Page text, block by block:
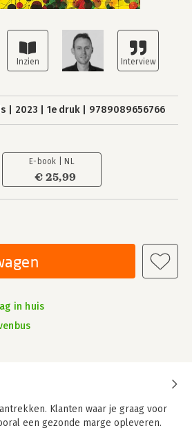
2023 1e druk 9789089656766
E-book | NL
€ 25,99
in huis
Klanten waar je graag voor
een gezonde marge opleveren.